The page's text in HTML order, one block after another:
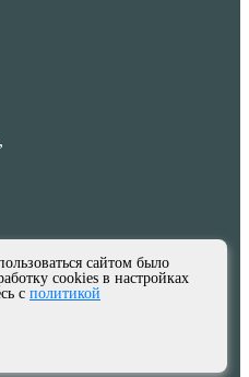
сайтом было
cookies в настройках
с политикой